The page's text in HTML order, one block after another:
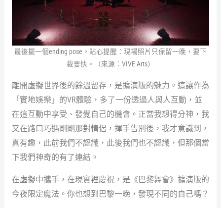
最後擺一個ending pose。貼心提醒：現場照片只保留一晚，要下
載要快。（來源：VIVE Arts）
離開虛擬世界後的餘溫留存，是擴演版的魅力。這讓作為
「實地娛樂」的VR體驗，多了一份透過人與人互動，並
在這互動中享受、發覺自己的機會。正當我想得分神，我
又在路口巧遇剛剛那對情侶，揮手告別後，我才意識到，
真有趣，此前我們不認識，此後我們也不認識，但那個當
下我們神奇的有了連結。
在虛擬中攜手，在現實裡慶祝，是《巴黎舞會》擴演版的
今夜限定魔法。你也想到巴黎一晚，發現不同的自己嗎？